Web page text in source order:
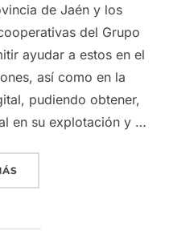
de Jaén y los
del Grupo
ayudar a estos en el
así como en la
pudiendo obtener,
en su explotación y …
«LOS AGRICULTORES DE